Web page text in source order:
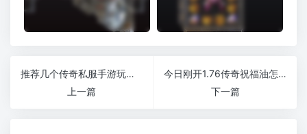
推荐几个传奇私服手游玩家实用的战斗技巧
上一篇
今日刚开1.76传奇祝福油怎么获得幸运值提升技巧分析
下一篇